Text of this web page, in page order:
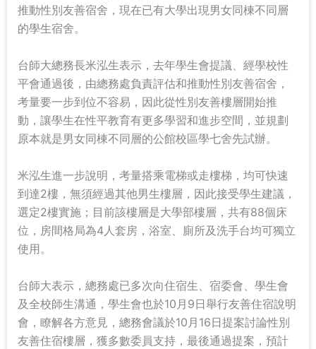
推動性別友善宿舍，現在已有大學出現男女同棟不同層
的學生宿舍。
台師大總務長米泓生表示，去年學生會提議、經學校性
平會通過後，由總務處負責評估和推動性別友善宿舍，
考量要一步到位不容易，因此從性別友善樓層開始推
動，讓學生在性平教育有更多學習和進步空間，並規劃
原本就是男女同棟不同層的公館校區學七舍先試辦。
米泓生進一步說明，考量搭乘電梯或走樓梯，均可快速
到達2樓，無須經過其他男生樓層，因此接受學生建議，
選定2樓實施；目前該樓層是大學部樓層，共有88個床
位，房間格局為4人套房，浴室、廁所及洗手台均可獨立
使用。
台師大表示，總務處已多次向住宿生、宿委會、學生會
及全校師生溝通，學生會也於10月9日舉行友善住宿說明
會，瞭解各方意見，總務會議於10月16日提案討論性別
友善住宿樓層，獲多數委員支持，最後通過提案，預計